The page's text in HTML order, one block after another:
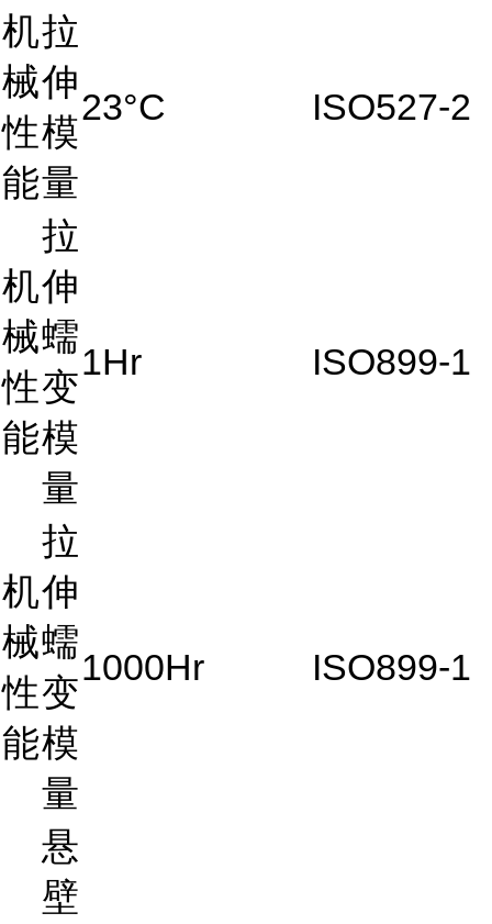
机
械
性
能
拉
伸
模
量
23°C ISO527-2
机
械
性
能
拉
伸
蠕
变
模
量
1Hr ISO899-1
机
械
性
能
拉
伸
蠕
变
模
量
1000Hr ISO899-1
悬
壁